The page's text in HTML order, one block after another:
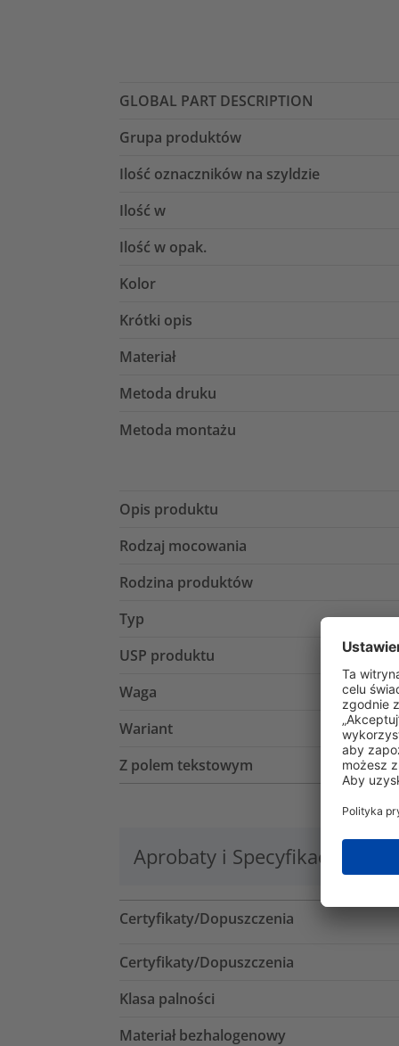
GLOBAL PART DESCRIPTION
Grupa produktów
Ilość oznaczników na szyldzie
Ilość w
Ilość w opak.
Kolor
Krótki opis
Materiał
Metoda druku
Metoda montażu
Opis produktu
Rodzaj mocowania
Rodzina produktów
Typ
USP produktu
Waga
Wariant
Z polem tekstowym
Aprobaty i Specyfikacje
Certyfikaty/Dopuszczenia
Certyfikaty/Dopuszczenia
Klasa palności
Materiał bezhalogenowy